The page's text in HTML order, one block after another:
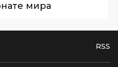
мира
RSS